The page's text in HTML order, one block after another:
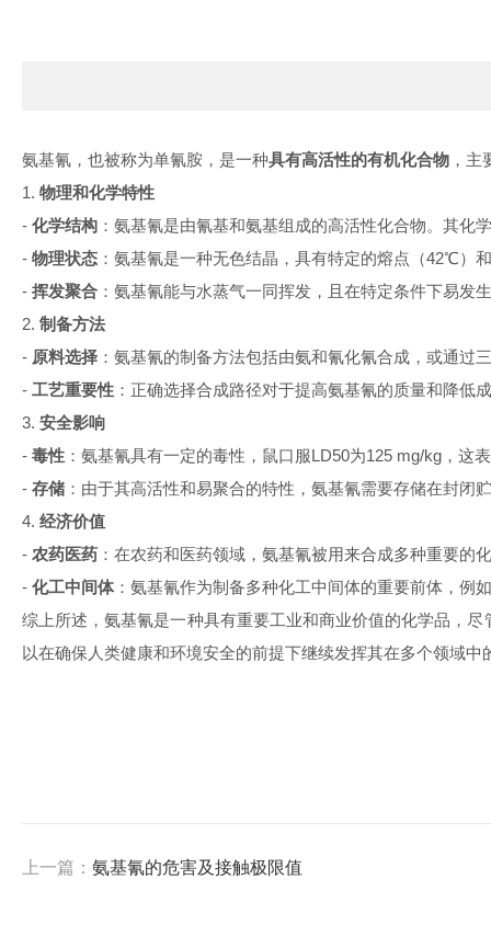
氨基氰，也被称为单氰胺，是一种具有高活性的有机化合物 ，
1. 物理和化学特性
- 化学结构 ：氨基氰是由氰基和氨基组成的高活性化合物。其化
- 物理状态 ：氨基氰是一种无色结晶，具有特定的熔点（42℃）
- 挥发聚合 ：氨基氰能与水蒸气一同挥发，且在特定条件下易发
2. 制备方法
- 原料选择 ：氨基氰的制备方法包括由氨和氰化氰合成，或通
- 工艺重要性 ：正确选择合成路径对于提高氨基氰的质量和降低
3. 安全影响
- 毒性 ：氨基氰具有一定的毒性，鼠口服LD50为125 mg/kg ，这
- 存储 ：由于其高活性和易聚合的特性，氨基氰需要存储在封
4. 经济价值
- 农药医药 ：在农药和医药领域，氨基氰被用来合成多种重要
- 化工中间体：氨基氰作为制备多种化工中间体的重要前体，例
综上所述，氨基氰是一种具有重要工业和商业价值的化学品，
以在确保人类健康和环境安全的前提下继续发挥其在多个领域中
上一篇： 氨基氰的危害及接触极限值